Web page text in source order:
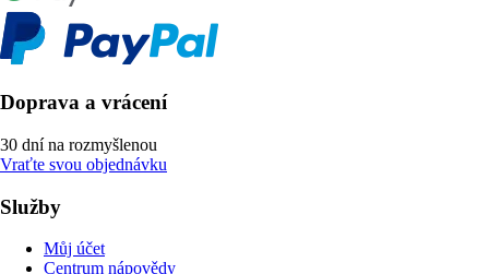
Doprava a vrácení
30 dní na rozmyšlenou
Vraťte svou objednávku
Služby
Můj účet
Centrum nápovědy